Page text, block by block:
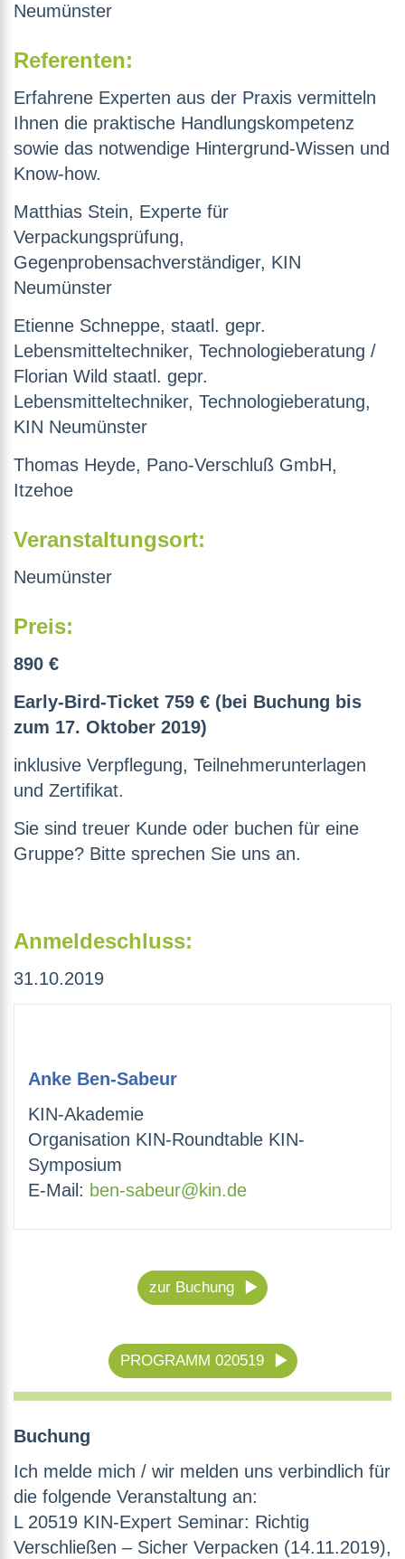
Neumünster
Referenten:
Erfahrene Experten aus der Praxis vermitteln
Ihnen die praktische Handlungskompetenz
sowie das notwendige Hintergrund-Wissen und
Know-how.
Matthias Stein, Experte für
Verpackungsprüfung,
Gegenprobensachverständiger, KIN
Neumünster
Etienne Schneppe, staatl. gepr.
Lebensmitteltechniker, Technologieberatung /
Florian Wild staatl. gepr.
Lebensmitteltechniker, Technologieberatung,
KIN Neumünster
Thomas Heyde, Pano-Verschluß GmbH,
Itzehoe
Veranstaltungsort:
Neumünster
Preis:
890 €
Early-Bird-Ticket 759 € (bei Buchung bis
zum 17. Oktober 2019)
inklusive Verpflegung, Teilnehmerunterlagen
und Zertifikat.
Sie sind treuer Kunde oder buchen für eine
Gruppe? Bitte sprechen Sie uns an.
Anmeldeschluss:
31.10.2019
Anke Ben-Sabeur
KIN-Akademie
Organisation KIN-Roundtable KIN-
Symposium
E-Mail: ben-sabeur@kin.de
zur Buchung
PROGRAMM 020519
Buchung
Ich melde mich / wir melden uns verbindlich für
die folgende Veranstaltung an:
L 20519 KIN-Expert Seminar: Richtig
Verschließen – Sicher Verpacken (14.11.2019),